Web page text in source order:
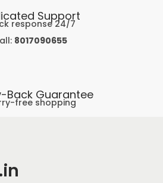
Support
response 24/7
8017090655
Back Guarantee
free shopping